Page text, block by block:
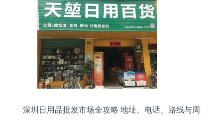
深圳日用品批发市场全攻略 地址、电话、路线与周